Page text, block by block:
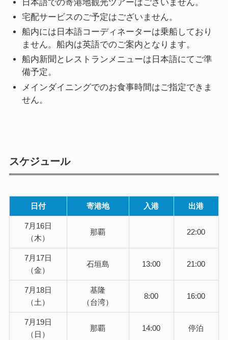
日本語での寄港地観光ツアーはございません。
宅配サービスのご予定はございません。
船内には日本語コーディネーターは乗船しており
ません。船内は英語でのご案内となります。
船内新聞とレストランメニューは日本語にてご準
備予定。
メインダイニングでのお食事時間はご指定できま
せん。
スケジュール
日付 寄港地 入港 出港
7月16日
（木）
那覇 22:00
7月17日
（金）
石垣島 13:00 21:00
7月18日
（土）
基隆
（台湾）
8:00 16:00
7月19日
（日）
那覇 14:00 停泊